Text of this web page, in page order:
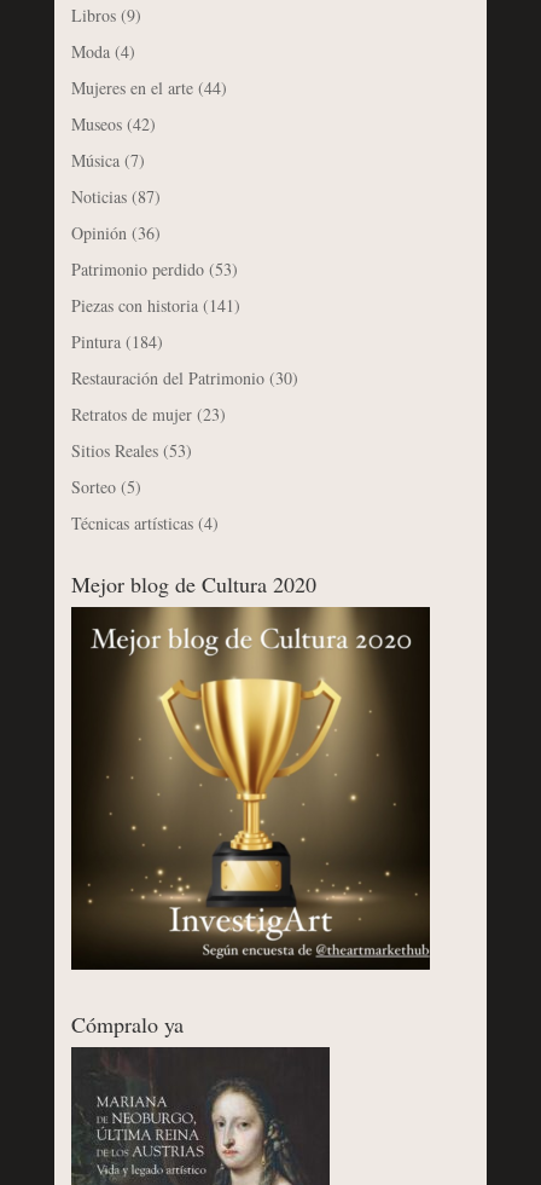
Libros(9)
Moda(4)
Mujeres en el arte(44)
Museos(42)
Música(7)
Noticias(87)
Opinión(36)
Patrimonio perdido(53)
Piezas con historia(141)
Pintura(184)
Restauración del Patrimonio(30)
Retratos de mujer(23)
Sitios Reales(53)
Sorteo(5)
Técnicas artísticas(4)
Mejor blog de Cultura 2020
Cómpralo ya